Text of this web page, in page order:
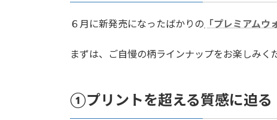
６月に新発売になったばかりの 「プレミアムウ
まずは、ご自慢の柄ラインナップをお楽しみく
①プリントを超える質感に迫る